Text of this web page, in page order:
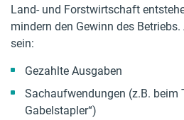
Land- und Forstwirtschaft
mindern den Gewinn des
sein:
Gezahlte Ausgaben
Sachaufwendungen (z.B. beim
Gabelstapler“)